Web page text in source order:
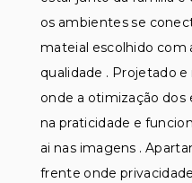
os ambientes se
mateial escolhido com
qualidade . Projetado
onde a otimização dos
na praticidade e
ai nas imagens .
frente onde